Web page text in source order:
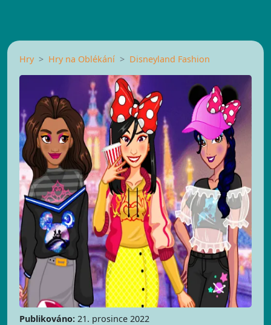
Hry Hry na Oblékání Disneyland Fashion
Publikováno: 21. prosince 2022